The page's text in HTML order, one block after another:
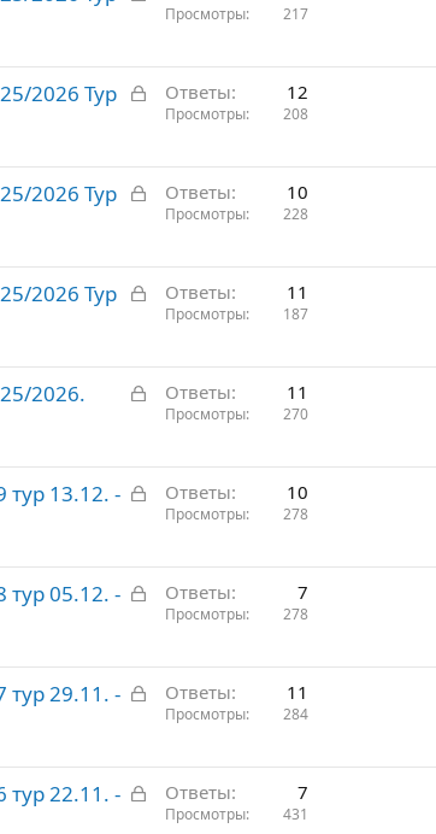
р
ы
Просмотры 217
З
р
ы
2026 Тур
Ответы 12
Просмотры 208
З
р
ы
2026 Тур
Ответы 10
Просмотры 228
З
р
ы
2026 Тур
Ответы 11
Просмотры 187
З
р
ы
2026.
Ответы 11
Просмотры 270
З
р
ы
13.12. -
Ответы 10
Просмотры 278
З
р
ы
05.12. -
Ответы 7
Просмотры 278
З
р
ы
29.11. -
Ответы 11
Просмотры 284
З
22.11. -
Ответы 7
Просмотры 431